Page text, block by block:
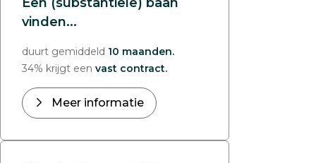
vinden...
duurt gemiddeld 10 maanden.
34% krijgt een vast contract.
Meer informatie